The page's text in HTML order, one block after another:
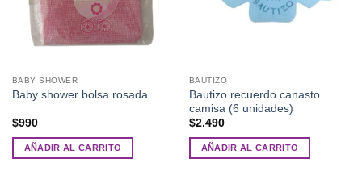
BABY SHOWER
Baby shower bolsa rosada
$990
AÑADIR AL CARRITO
BAUTIZO
Bautizo recuerdo canasto
camisa (6 unidades)
$2.490
AÑADIR AL CARRITO